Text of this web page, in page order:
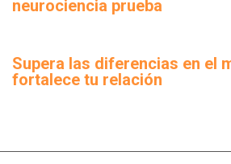
neurociencia prueba
Supera las diferencias en el
fortalece tu relación